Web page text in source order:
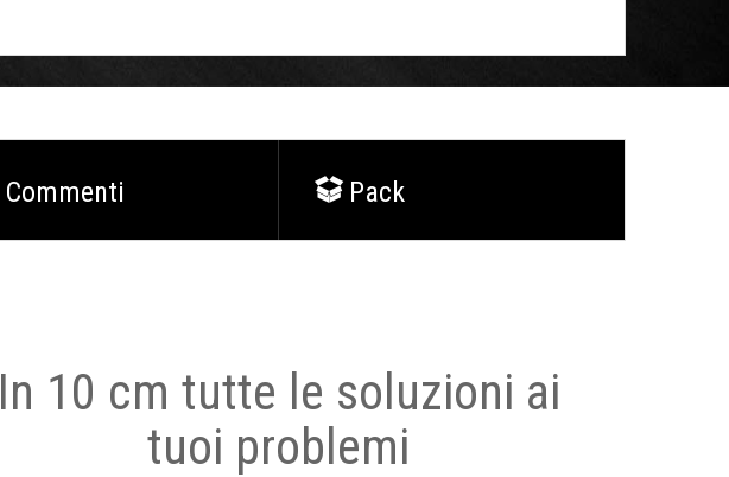
Commenti Pack
In 10 cm tutte le soluzioni ai
tuoi problemi